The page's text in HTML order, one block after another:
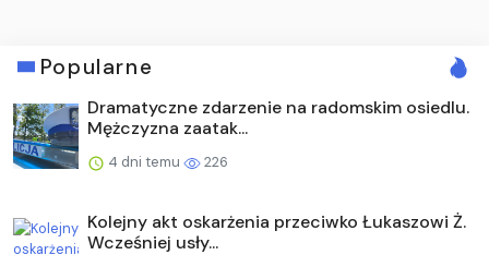
Popularne
Dramatyczne zdarzenie na radomskim osiedlu.
Mężczyzna zaatak...
4 dni temu 226
Kolejny akt oskarżenia przeciwko Łukaszowi Ż.
Wcześniej usły...